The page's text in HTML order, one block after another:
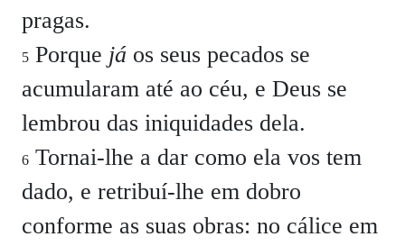
pragas.
5 Porque já os seus pecados se
acumularam até ao céu, e Deus se
lembrou das iniquidades dela.
6 Tornai-lhe a dar como ela vos tem
dado, e retribuí-lhe em dobro
conforme as suas obras: no cálice em